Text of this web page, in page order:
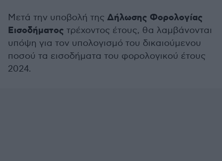
Μετά την υποβολή της Δήλωσης Φορολογίας
Εισοδήματος τρέχοντος έτους, θα λαμβάνονται
υπόψη για τον υπολογισμό του δικαιούμενου
ποσού τα εισοδήματα του φορολογικού έτους
2024.